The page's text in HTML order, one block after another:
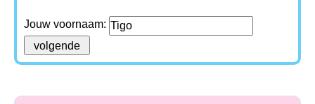
Jouw voornaam: